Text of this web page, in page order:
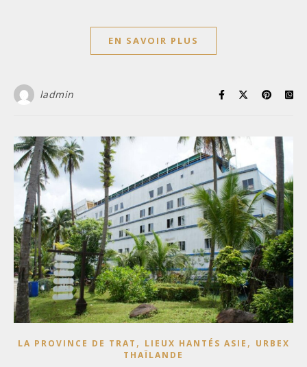
EN SAVOIR PLUS
ladmin
LA PROVINCE DE TRAT , LIEUX HANTÉS ASIE , URBEX
THAÏLANDE